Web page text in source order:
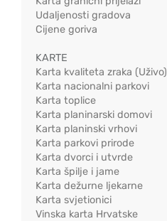
Udaljenosti gradova
Cijene goriva
KARTE
Karta kvaliteta zraka (Uživo)
Karta nacionalni parkovi
Karta toplice
Karta planinarski domovi
Karta planinski vrhovi
Karta parkovi prirode
Karta dvorci i utvrde
Karta špilje i jame
Karta dežurne ljekarne
Karta svjetionici
Vinska karta Hrvatske